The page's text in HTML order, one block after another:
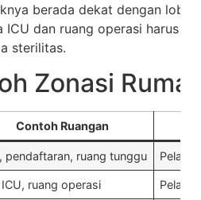
berada dekat dengan lobi
ICU dan ruang operasi harus
sterilitas.
Zonasi
Contoh Ruangan
pendaftaran, ruang tunggu
ICU, ruang operasi